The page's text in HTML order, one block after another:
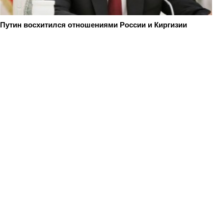
Путин восхитился отношениями России и Киргизии